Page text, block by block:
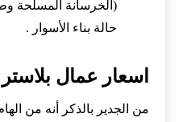
(الخرسانة المسلحة
حالة بناء الأسوار .
اسعار عمال
من الجدير بالذكر أنه من